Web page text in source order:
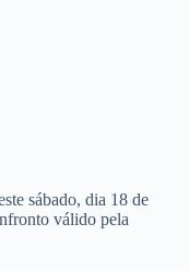
sábado, dia 18 de
válido pela